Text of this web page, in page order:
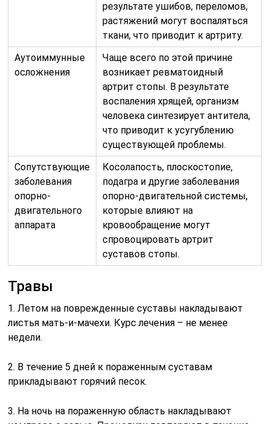
результате ушибов, переломов,
растяжений могут воспаляться
ткани, что приводит к артриту.
Аутоиммунные
осложнения
Чаще всего по этой причине
возникает ревматоидный
артрит стопы. В результате
воспаления хрящей, организм
человека синтезирует антитела,
что приводит к усугублению
существующей проблемы.
Сопутствующие
заболевания
опорно-
двигательного
аппарата
Косолапость, плоскостопие,
подагра и другие заболевания
опорно-двигательной системы,
которые влияют на
кровообращение могут
спровоцировать артрит
суставов стопы.
Травы
1. Летом на поврежденные суставы накладывают
листья мать-и-мачехи. Курс лечения – не менее
недели.
2. В течение 5 дней к пораженным суставам
прикладывают горячий песок.
3. На ночь на пораженную область накладывают